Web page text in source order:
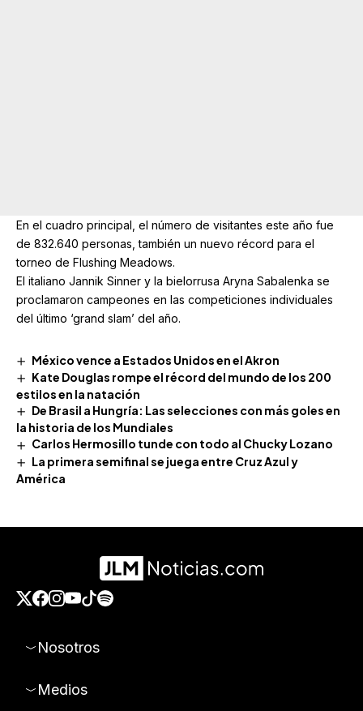
En el cuadro principal, el número de visitantes este año fue
de 832.640 personas, también un nuevo récord para el
torneo de Flushing Meadows.
El italiano Jannik Sinner y la bielorrusa Aryna Sabalenka se
proclamaron campeones en las competiciones individuales
del último ‘grand slam’ del año.
México vence a Estados Unidos en el Akron
Kate Douglas rompe el récord del mundo de los 200
estilos en la natación
De Brasil a Hungría: Las selecciones con más goles en
la historia de los Mundiales
Carlos Hermosillo tunde con todo al Chucky Lozano
La primera semifinal se juega entre Cruz Azul y
América
Nosotros
Medios